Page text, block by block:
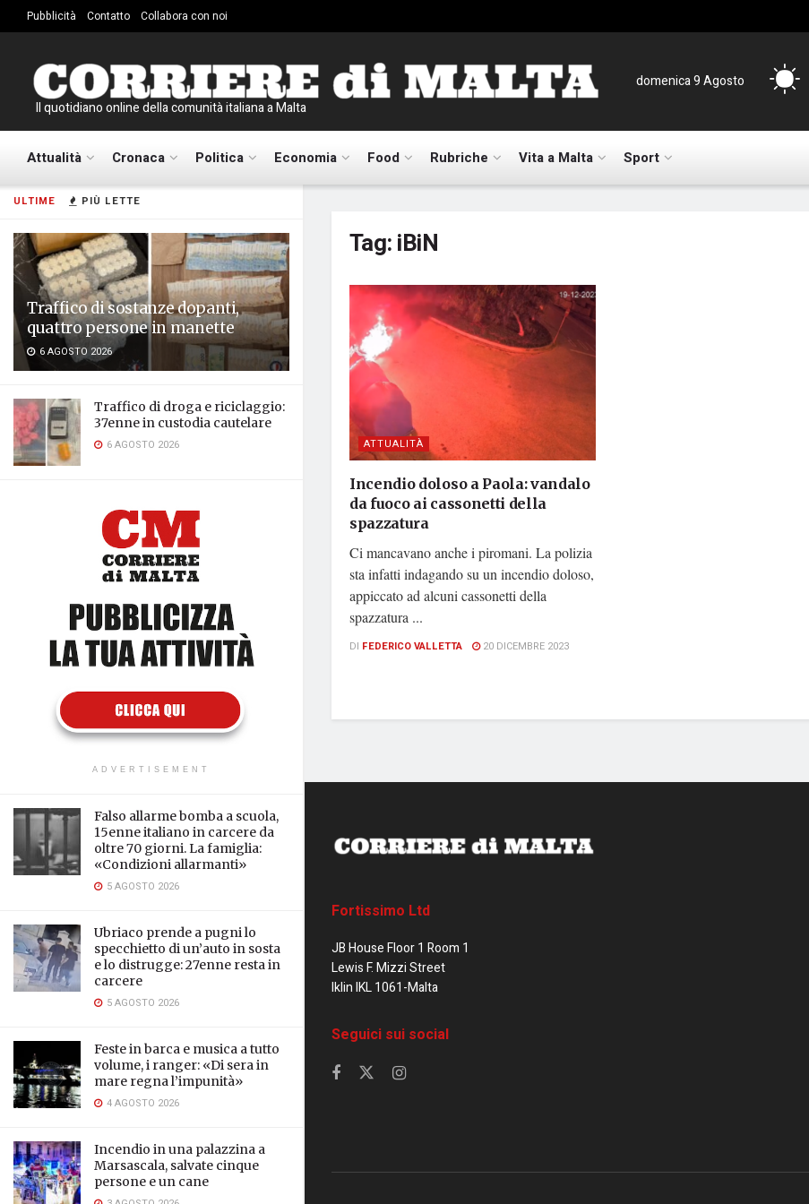
ULTIME PIÙ LETTE
Traffico di sostanze dopanti,
quattro persone in manette
6 AGOSTO 2026
Traffico di droga e riciclaggio:
37enne in custodia cautelare
6 AGOSTO 2026
ADVERTISEMENT
Falso allarme bomba a scuola,
15enne italiano in carcere da
oltre 70 giorni. La famiglia:
«Condizioni allarmanti»
5 AGOSTO 2026
Ubriaco prende a pugni lo
specchietto di un’auto in sosta
e lo distrugge: 27enne resta in
carcere
5 AGOSTO 2026
Feste in barca e musica a tutto
volume, i ranger: «Di sera in
mare regna l’impunità»
4 AGOSTO 2026
Incendio in una palazzina a
Marsascala, salvate cinque
persone e un cane
Pubblicità Contatto Collabora con noi
Il quotidiano online della comunità italiana a Malta
domenica 9 Agosto
Attualità Cronaca Politica Economia Food Rubriche Vita a Malta Sport
Tag:iBiN
ATTUALITÀ
Incendio doloso a Paola: vandalo
da fuoco ai cassonetti della
spazzatura
Ci mancavano anche i piromani. La polizia
sta infatti indagando su un incendio doloso,
appiccato ad alcuni cassonetti della
spazzatura ...
DI FEDERICO VALLETTA 20 DICEMBRE 2023
Fortissimo Ltd
JB House Floor 1 Room 1
Lewis F. Mizzi Street
Iklin IKL 1061-Malta
Seguici sui social